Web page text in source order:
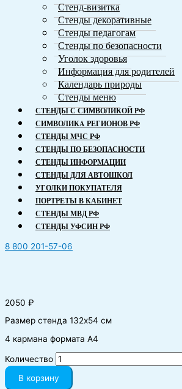
Стенд-визитка
Стенды декоративные
Стенды педагогам
Стенды по безопасности
Уголок здоровья
Информация для родителей
Календарь природы
Стенды меню
СТЕНДЫ С СИМВОЛИКОЙ РФ
СИМВОЛИКA РЕГИОНОВ РФ
СТЕНДЫ МЧС РФ
СТЕНДЫ ПО БЕЗОПАСНОСТИ
СТЕНДЫ ИНФОРМАЦИИ
СТЕНДЫ ДЛЯ АВТОШКОЛ
УГОЛКИ ПОКУПАТЕЛЯ
ПОРТРЕТЫ В КАБИНЕТ
СТЕНДЫ МВД РФ
СТЕНДЫ УФСИН РФ
8 800 201-57-06
2050 ₽
Размер стенда 132х54 см
4 кармана формата А4
Количество
В корзину